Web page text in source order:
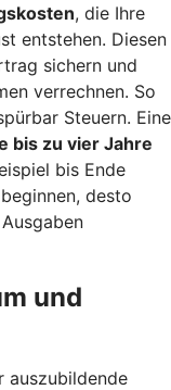
, die Ihre
entstehen. Diesen
sichern und
verrechnen. So
Steuern. Eine
bis zu vier Jahre
bis Ende
desto
und
auszubildende